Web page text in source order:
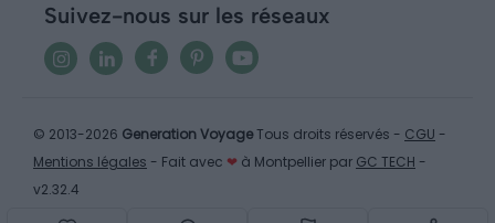
Suivez-nous sur les réseaux
© 2013-2026 Generation VoyageTous droits réservés - CGU -
Mentions légales - Fait avec ❤ à Montpellier par GC TECH -
v2.32.4